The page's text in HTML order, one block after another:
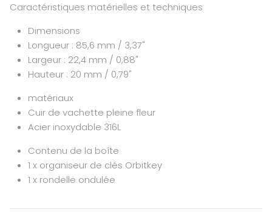
Caractéristiques matérielles et techniques
Dimensions
Longueur : 85,6 mm / 3,37"
Largeur : 22,4 mm / 0,88"
Hauteur : 20 mm / 0,79"
matériaux
Cuir de vachette pleine fleur
Acier inoxydable 316L
Contenu de la boîte
1 x organiseur de clés Orbitkey
1 x rondelle ondulée